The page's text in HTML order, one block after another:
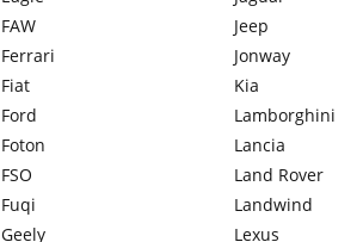
FAW
Ferrari
Fiat
Ford
Foton
FSO
Fuqi
Geely
Jeep
Jonway
Kia
Lamborghini
Lancia
Land Rover
Landwind
Lexus